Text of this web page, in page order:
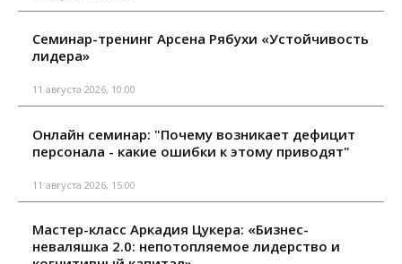
Семинар-тренинг Арсена Рябухи «Устойчивость
лидера»
11 августа 2026, 10:00
Онлайн семинар: "Почему возникает дефицит
персонала - какие ошибки к этому приводят"
11 августа 2026, 15:00
Мастер-класс Аркадия Цукера: «Бизнес-
неваляшка 2.0: непотопляемое лидерство и